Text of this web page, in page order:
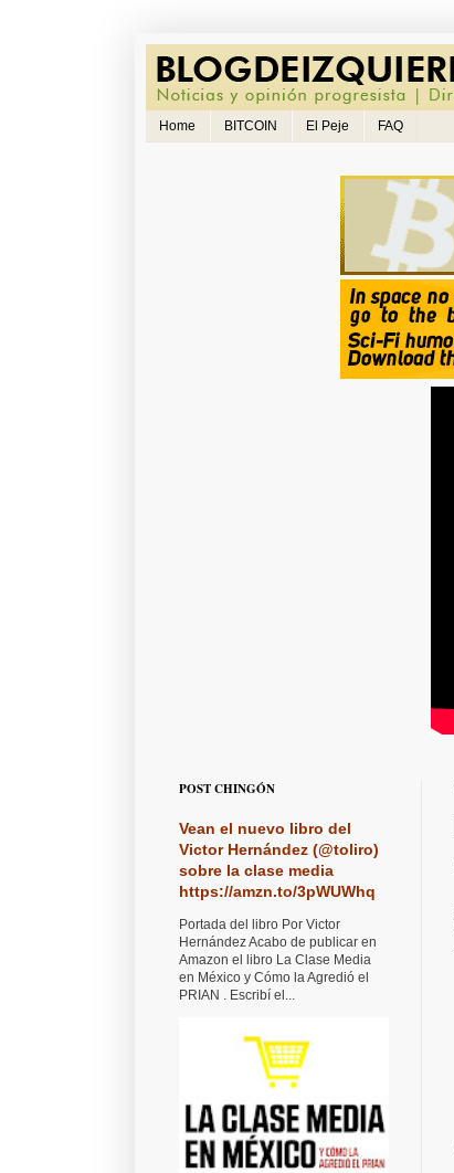
Home BITCOIN El Peje FAQ
POST CHINGÓN
Vean el nuevo libro del
Victor Hernández (@toliro)
sobre la clase media
https://amzn.to/3pWUWhq
Portada del libro Por Victor
Hernández Acabo de publicar en
Amazon el libro La Clase Media
en México y Cómo la Agredió el
PRIAN . Escribí el...